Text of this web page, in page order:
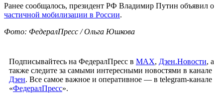
Ранее сообщалось, президент РФ Владимир Путин объявил о
частичной мобилизации в России.
Фото: ФедералПресс / Ольга Юшкова
Подписывайтесь на ФедералПресс в МАХ, Дзен.Новости, а
также следите за самыми интересными новостями в канале
Дзен. Все самое важное и оперативное — в telegram-канале
«ФедералПресс».